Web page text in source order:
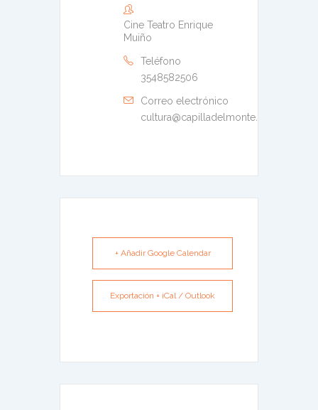
Cine Teatro Enrique
Muiño
Teléfono
3548582506
Correo electrónico
cultura@capilladelmonte.gov.ar
+ Añadir Google Calendar
Exportación + iCal / Outlook